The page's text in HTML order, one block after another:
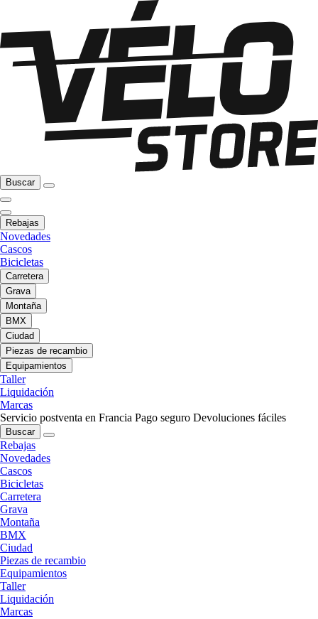
Buscar
Rebajas
Novedades
Cascos
Bicicletas
Carretera
Grava
Montaña
BMX
Ciudad
Piezas de recambio
Equipamientos
Taller
Liquidación
Marcas
Servicio postventa en Francia Pago seguro Devoluciones fáciles
Buscar
Rebajas
Novedades
Cascos
Bicicletas
Carretera
Grava
Montaña
BMX
Ciudad
Piezas de recambio
Equipamientos
Taller
Liquidación
Marcas